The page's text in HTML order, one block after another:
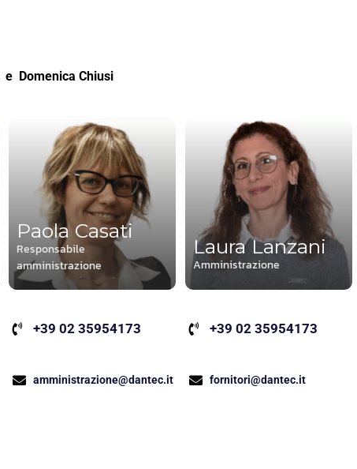
e Domenica Chiusi
Paola Casati
Responsabile
amministrazione
+39 02 35954173
amministrazione@dantec.it
Laura Lanzani
Amministrazione
+39 02 35954173
fornitori@dantec.it